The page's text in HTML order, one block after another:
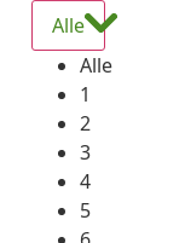
Alle
Alle
1
2
3
4
5